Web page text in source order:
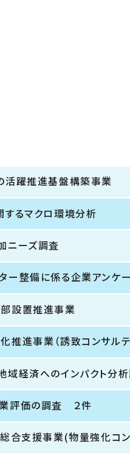
活躍推進基盤構築事業
するマクロ環境分析
ニーズ調査
ー整備に係る企業アンケ
設置推進事業
進事業（誘致コンサルティ
域経済へのインパクト分
評価の調査 ２件
支援事業(物量強化コン